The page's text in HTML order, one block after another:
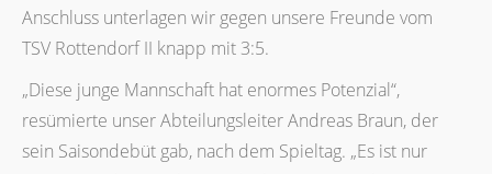
Anschluss unterlagen wir gegen unsere Freunde vom
TSV Rottendorf II knapp mit 3:5.
„Diese junge Mannschaft hat enormes Potenzial“,
resümierte unser Abteilungsleiter Andreas Braun, der
sein Saisondebüt gab, nach dem Spieltag. „Es ist nur